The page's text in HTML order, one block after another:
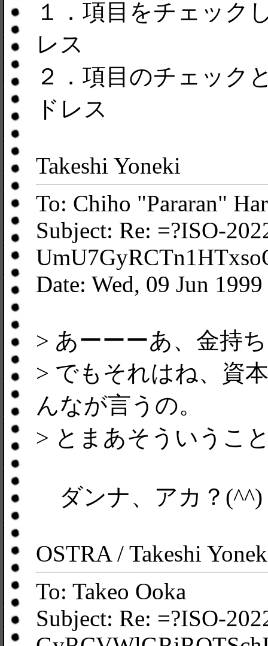
１．項目をチェック
レス
２．項目のチェック
ドレス
Takeshi Yoneki
To: Chiho "Pararan"
Subject: Re: =?ISO-
Date: Wed, 09 Jun
> あーーーあ、金持
> でもそれはね、資
んなが言うの。
> とまあそういうこ
ダンナ、アカ？(^^)
OSTRA / Takeshi
To: Takeo Ooka
Subject: Re: =?ISO-